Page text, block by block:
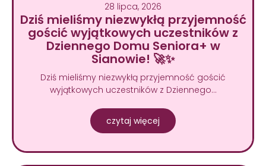
28 lipca, 2026
Dziś mieliśmy niezwykłą przyjemność
gościć wyjątkowych uczestników z
Dziennego Domu Seniora+ w
Sianowie! 🚀✨
Dziś mieliśmy niezwykłą przyjemność gościć
wyjątkowych uczestników z Dziennego…
czytaj więcej